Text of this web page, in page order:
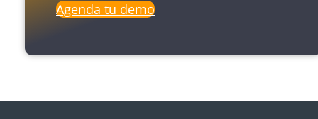
Agenda tu demo